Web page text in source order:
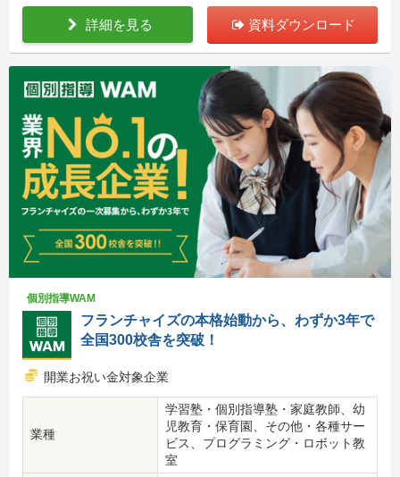
詳細を見る 資料ダウンロード
個別指導WAM
フランチャイズの本格始動から、わずか3年で
全国300校舎を突破！
開業お祝い金対象企業
業種
学習塾・個別指導塾・家庭教師、幼
児教育・保育園、その他・各種サー
ビス、プログラミング・ロボット教
室